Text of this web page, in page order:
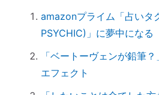
実はNG！？｜やっては
ー７つ
「鉄分」と「温活」で
してみた
拭く活は「福活」
amazonプライム「占いタ
PSYCHIC)」に夢中になる
「ベートーヴェンが鉛筆
エフェクト